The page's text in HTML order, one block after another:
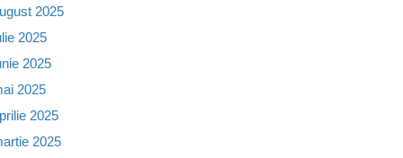
2025
2025
2025
2025
2025
2025